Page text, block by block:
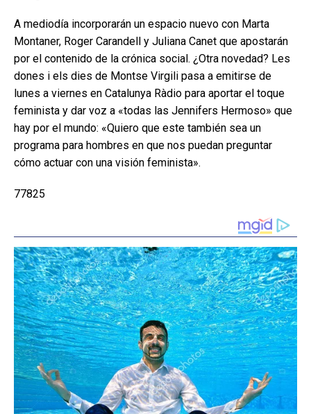
A mediodía incorporarán un espacio nuevo con Marta
Montaner, Roger Carandell y Juliana Canet que apostarán
por el contenido de la crónica social. ¿Otra novedad? Les
dones i els dies de Montse Virgili pasa a emitirse de
lunes a viernes en Catalunya Ràdio para aportar el toque
feminista y dar voz a «todas las Jennifers Hermoso» que
hay por el mundo: «Quiero que este también sea un
programa para hombres en que nos puedan preguntar
cómo actuar con una visión feminista».
77825